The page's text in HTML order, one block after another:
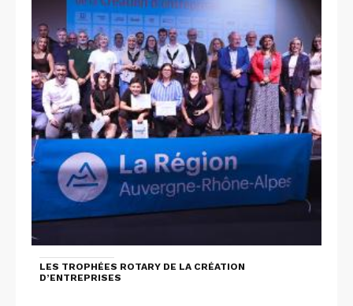
LES TROPHÉES ROTARY DE LA CRÉATION
D’ENTREPRISES